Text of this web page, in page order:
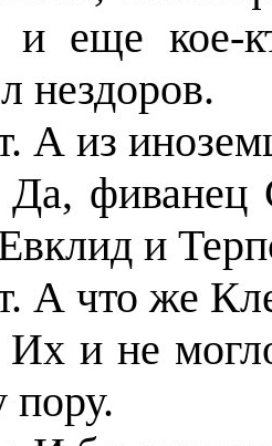
и еще кое-
нездоров.
А из
фиванец
и
А что же
и не
пору.